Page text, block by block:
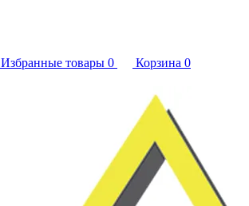
Избранные товары 0 Корзина 0